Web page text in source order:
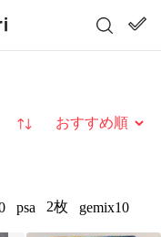
並び替え
psa 2枚 gemix10